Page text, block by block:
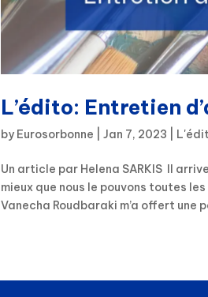
L’édito: Entretien
by Eurosorbonne |Jan 7, 2023
Un article par Helena SARKIS Il
mieux que nous le pouvons toutes
Vanecha Roudbaraki m’a offert une